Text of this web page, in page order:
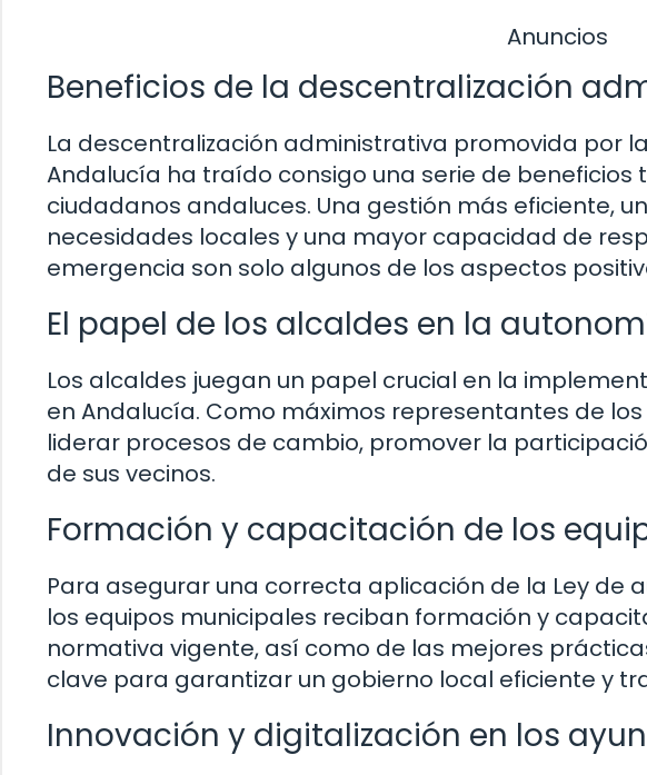
Anuncios
Beneficios de la descentralización
La descentralización administrativa promovida por
Andalucía ha traído consigo una serie de beneficios
ciudadanos andaluces. Una gestión más eficiente,
necesidades locales y una mayor capacidad de
emergencia son solo algunos de los aspectos
El papel de los alcaldes en la
Los alcaldes juegan un papel crucial en la
en Andalucía. Como máximos representantes de
liderar procesos de cambio, promover la
de sus vecinos.
Formación y capacitación de los
Para asegurar una correcta aplicación de la Ley de
los equipos municipales reciban formación y
normativa vigente, así como de las mejores
clave para garantizar un gobierno local eficiente y
Innovación y digitalización en los